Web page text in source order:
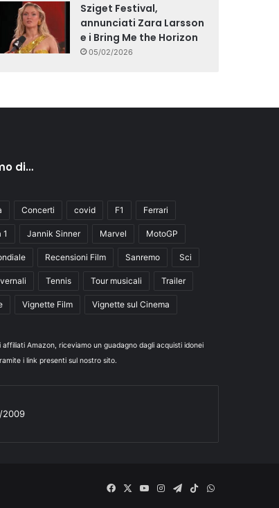
Sziget Festival,
annunciati Zara Larsson
e i Bring Me the Horizon
05/02/2026
di…
Concerti covid F1 Ferrari
1 Jannik Sinner Marvel MotoGP
Recensioni Film Sanremo Sci
Tennis Tour musicali Trailer
Vignette Film Vignette sul Cinema
affiliati Amazon, riceviamo un guadagno dagli acquisti idonei
i link presenti sul nostro sito.
2009
Facebook
X
YouInstagram
Telegram
TikTokWhatsApp